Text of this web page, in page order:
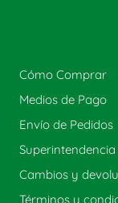
Cómo Comprar
Medios de Pago
Envío de Pedidos
Cambios y
Términos y